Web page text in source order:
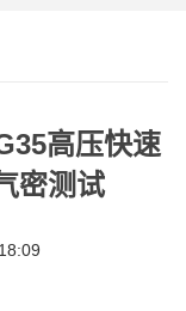
高压快速
密测试